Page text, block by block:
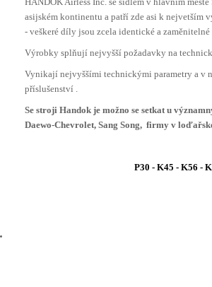
asijském kontinentu a patří zde asi k nejvetším
- veškeré díly jsou zcela identické a
Výrobky splňují nejvyšší požadavky na
Vynikají nejvyššími technickými parametry a v
příslušenství .
Se stroji Handok je možno se setkat u
Daewo-Chevrolet, Sang Song, firmy v
P30 - K45 - K56 -